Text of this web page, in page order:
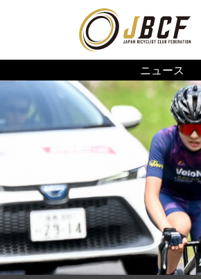
ニュース